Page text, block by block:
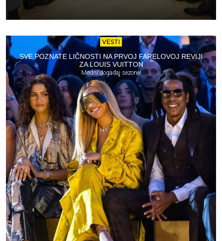
VESTI
SVE POZNATE LIČNOSTI NA PRVOJ FARELOVOJ REVIJI
ZA LOUIS VUITTON
Modni događaj sezone!